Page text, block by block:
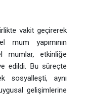
vakit geçirerek
yapımının
mumlar, etkinliğe
edildi. Bu süreçte
sosyalleşti, aynı
gelişimlerine